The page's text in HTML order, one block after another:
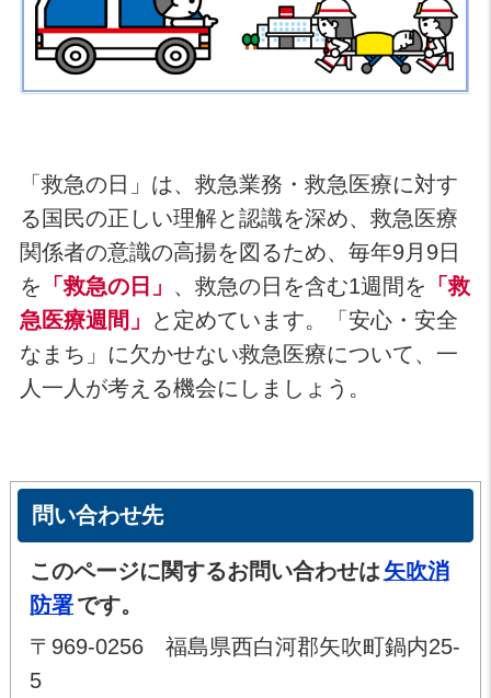
「救急の日」は、救急業務・救急医療に対す
る国民の正しい理解と認識を深め、救急医療
関係者の意識の高揚を図るため、毎年9月9日
を 「救急の日」 、救急の日を含む1週間を 「救
急医療週間」
と定めています。「安心・安全
なまち」に欠かせない救急医療について、一
人一人が考える機会にしましょう。
問い合わせ先
このページに関するお問い合わせは 矢吹消
防署です。
〒969-0256 福島県西白河郡矢吹町鍋内25-
5